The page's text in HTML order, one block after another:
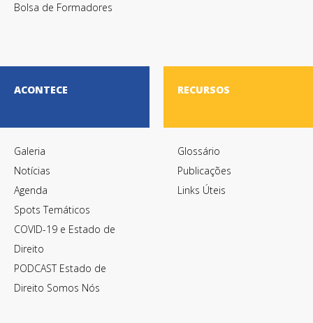
Bolsa de Formadores
ACONTECE
Galeria
Notícias
Agenda
Spots Temáticos
COVID-19 e Estado de
Direito
PODCAST Estado de
Direito Somos Nós
RECURSOS
Glossário
Publicações
Links Úteis